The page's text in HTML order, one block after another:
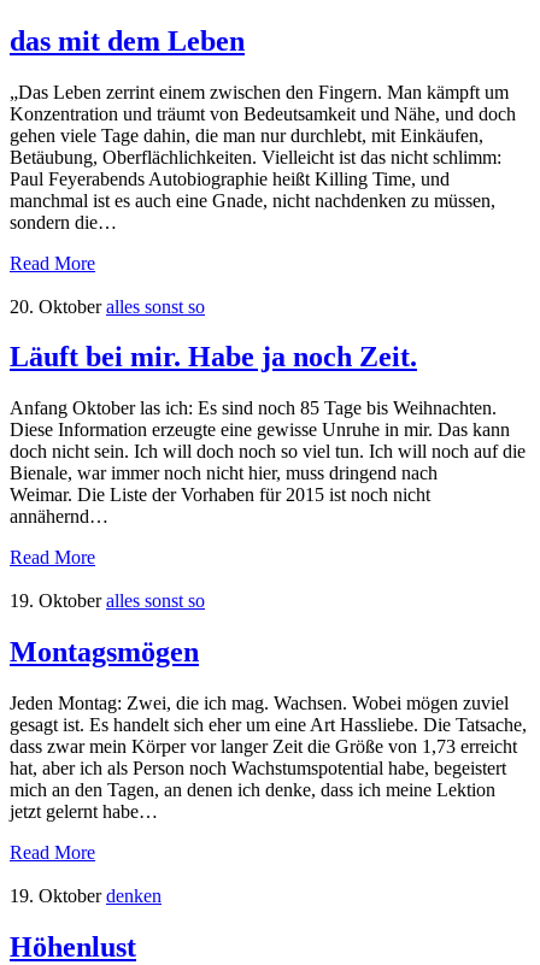
das mit dem Leben
„Das Leben zerrint einem zwischen den Fingern. Man kämpft um
Konzentration und träumt von Bedeutsamkeit und Nähe, und doch
gehen viele Tage dahin, die man nur durchlebt, mit Einkäufen,
Betäubung, Oberflächlichkeiten. Vielleicht ist das nicht schlimm:
Paul Feyerabends Autobiographie heißt Killing Time, und
manchmal ist es auch eine Gnade, nicht nachdenken zu müssen,
sondern die…
Read More
20. Oktober alles sonst so
Läuft bei mir. Habe ja noch Zeit.
Anfang Oktober las ich: Es sind noch 85 Tage bis Weihnachten.
Diese Information erzeugte eine gewisse Unruhe in mir. Das kann
doch nicht sein. Ich will doch noch so viel tun. Ich will noch auf die
Bienale, war immer noch nicht hier, muss dringend nach
Weimar. Die Liste der Vorhaben für 2015 ist noch nicht
annähernd…
Read More
19. Oktober alles sonst so
Montagsmögen
Jeden Montag: Zwei, die ich mag. Wachsen. Wobei mögen zuviel
gesagt ist. Es handelt sich eher um eine Art Hassliebe. Die Tatsache,
dass zwar mein Körper vor langer Zeit die Größe von 1,73 erreicht
hat, aber ich als Person noch Wachstumspotential habe, begeistert
mich an den Tagen, an denen ich denke, dass ich meine Lektion
jetzt gelernt habe…
Read More
19. Oktober denken
Höhenlust